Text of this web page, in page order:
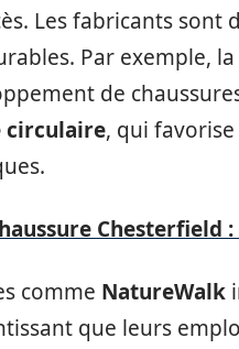
Les fabricants sont
Par exemple,
de
circulaire, qui
comme NatureWalk
que leurs